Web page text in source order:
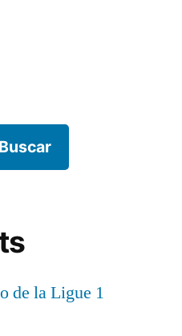
Buscar
de la Ligue 1